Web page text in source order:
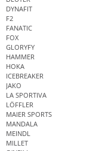
DYNAFIT
F2
FANATIC
FOX
GLORYFY
HAMMER
HOKA
ICEBREAKER
JAKO
LA SPORTIVA
LÖFFLER
MAIER SPORTS
MANDALA
MEINDL
MILLET